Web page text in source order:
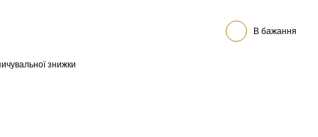
В бажання
знижки